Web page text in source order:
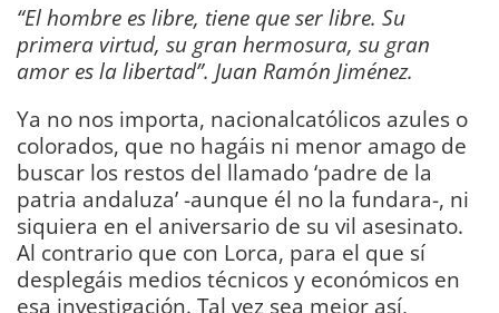
“El hombre es libre, tiene que ser libre. Su
primera virtud, su gran hermosura, su gran
amor es la libertad”. Juan Ramón Jiménez.
Ya no nos importa, nacionalcatólicos azules o
colorados, que no hagáis ni menor amago de
buscar los restos del llamado ‘padre de la
patria andaluza’ -aunque él no la fundara-, ni
siquiera en el aniversario de su vil asesinato.
Al contrario que con Lorca, para el que sí
desplegáis medios técnicos y económicos en
esa investigación. Tal vez sea mejor así,